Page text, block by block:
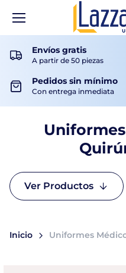
Envíos gratis
A partir de 50 piezas
Pedidos sin mínimo
Con entrega inmediata
Ver Productos
Inicio Uniformes